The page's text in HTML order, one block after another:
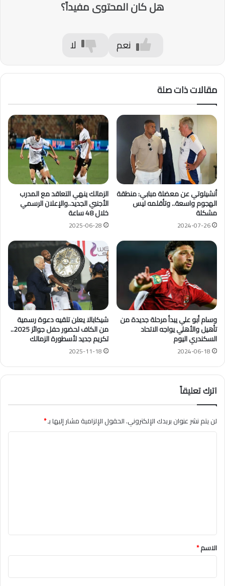
هل كان المحتوى مفيداً؟
نعم لا
مقالات ذات صلة
أنشيلوتي عن معضلة مبابي: منطقة
الهجوم واسعة.. وتأقلمه ليس
مشكلة
2024-07-26
الزمالك ينهي التعاقد مع المدرب
الأجنبي الجديد..والإعلان الرسمي
خلال 48 ساعة
2025-06-28
وسام أبو علي يبدأ مرحلة جديدة من
تأهيل والأهلي يواجه الاتحاد
السكندري اليوم
2024-06-18
شيكابالا يعلن تلقيه دعوة رسمية
من الكاف لحضور حفل جوائز 2025..
تكريم جديد لأسطورة الزمالك
2025-11-18
اترك تعليقاً
لن يتم نشر عنوان بريدك الإلكتروني.الحقول الإلزامية مشار إليها بـ*
*
الاسم*